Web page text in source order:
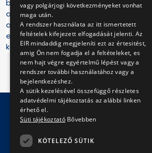
birtokába került adatok titokban
adatbiztonság követelményeinek
azonban nem tud felelősséget
esetleges vis maior esemény miatti
kerüléséért.
Impresszum Jogi nyilatkozat
vagy polgárjogi következményeket vonhat
maga után.
A rendszer használata az itt ismertetett
feltételek kifejezett elfogadását jelenti. Az
EIR mindaddig megjeleníti ezt az értesitést,
amig Ön nem fogadja el a feltételeket, es
nem hajt végre egyértelmű lépést vagy a
rendszer további használatához vagy a
bejelentkezéshez.
A sütik kezelésével összefüggő részletes
adatvédelmi tájékoztatás az alábbi linken
érhető el.
Süti tájékoztató Bővebben
KÖTELEZŐ SÜTIK